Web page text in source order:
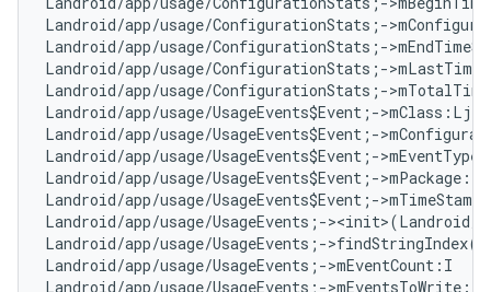
Landroid/app/usage/ConfigurationStats;-
Landroid/app/usage/ConfigurationStats;-
Landroid/app/usage/ConfigurationStats;-
Landroid/app/usage/ConfigurationStats;-
Landroid/app/usage/UsageEvents$Event;-
Landroid/app/usage/UsageEvents$Event;-
Landroid/app/usage/UsageEvents$Event;-
Landroid/app/usage/UsageEvents$Event;-
Landroid/app/usage/UsageEvents$Event;-
Landroid/app/usage/UsageEvents;-
Landroid/app/usage/UsageEvents;-
Landroid/app/usage/UsageEvents;->mEventCount:I
Landroid/app/usage/UsageEvents;-